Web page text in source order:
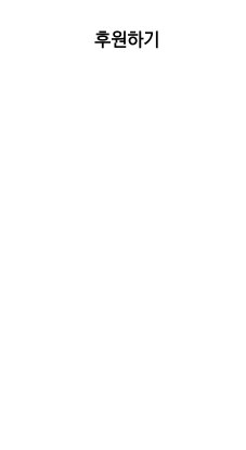
후원하기